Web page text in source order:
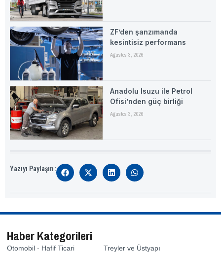
ZF’den şanzımanda
kesintisiz performans
Ağustos 3, 2026
Anadolu Isuzu ile Petrol
Ofisi’nden güç birliği
Ağustos 3, 2026
Yazıyı Paylaşın :
Haber Kategorileri
Otomobil - Hafif Ticari
Treyler ve Üstyapı